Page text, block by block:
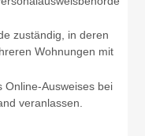
zuständig, in deren
Wohnungen mit
Online-Ausweises bei
veranlassen.